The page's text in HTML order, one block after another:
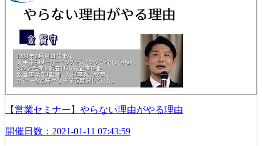
【営業セミナー】やらない理由がやる理由
開催日数：2021-01-11 07:43:59